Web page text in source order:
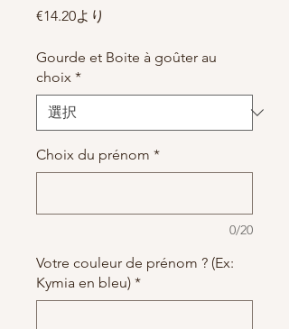
€14.20より
Gourde et Boite à goûter au
choix *
Choix du prénom *
0/20
Votre couleur de prénom ? (Ex:
Kymia en bleu) *